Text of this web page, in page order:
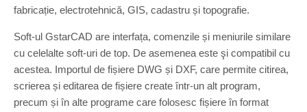
fabricație, electrotehnică, GIS, cadastru și topografie.
Soft-ul GstarCAD are interfața, comenzile și meniurile similare
cu celelalte soft-uri de top. De asemenea este şi compatibil cu
acestea. Importul de fișiere DWG și DXF, care permite citirea,
scrierea și editarea de fișiere create într-un alt program,
precum și în alte programe care folosesc fișiere în format